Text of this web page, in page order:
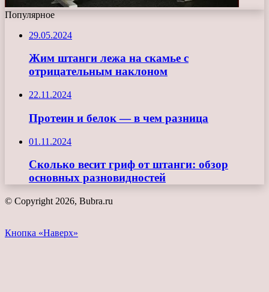
Популярное
29.05.2024
Жим штанги лежа на скамье с
отрицательным наклоном
22.11.2024
Протеин и белок — в чем разница
01.11.2024
Сколько весит гриф от штанги: обзор
основных разновидностей
© Copyright 2026, Bubra.ru
Кнопка «Наверх»